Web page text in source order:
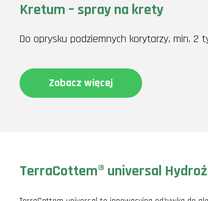
Kretum – spray na krety
Do oprysku podziemnych korytarzy, min. 2
Zobacz więcej
TerraCottem® universal